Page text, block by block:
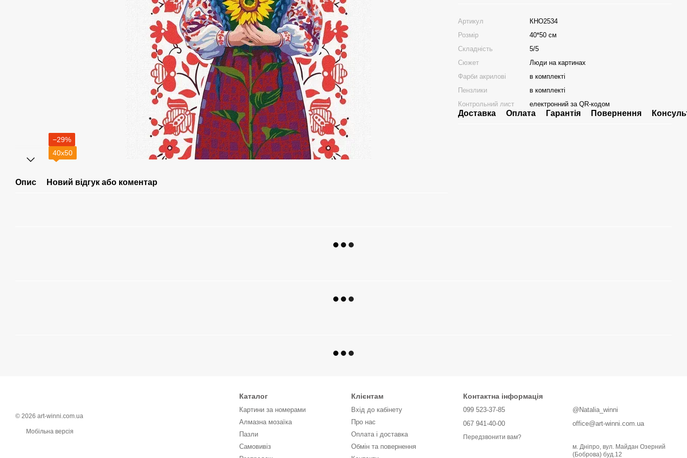
−29%
40х50
Опис Новий відгук або коментар
Артикул
КНО2534
Розмір
40*50 см
Складність
5/5
Сюжет
Люди на картинах
Фарби акрилові
в комплекті
Пензлики
в комплекті
Контрольний лист
електронний за QR-кодом
Доставка Оплата Гарантія Повернення
© 2026 art-winni.com.ua
Мобільна версія
Каталог
Картини за номерами
Алмазна мозаїка
Пазли
Самовивіз
Клієнтам
Вхід до кабінету
Про нас
Оплата і доставка
Обмін та повернення
Контактна інформація
099 523-37-85
067 941-40-00
Передзвонити вам?
@Natalia_winni
office@art-winni.com.ua
м. Дніпро, вул. Майдан Озерний
(Боброва) буд.12